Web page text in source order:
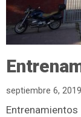
septiembre 6, 2019